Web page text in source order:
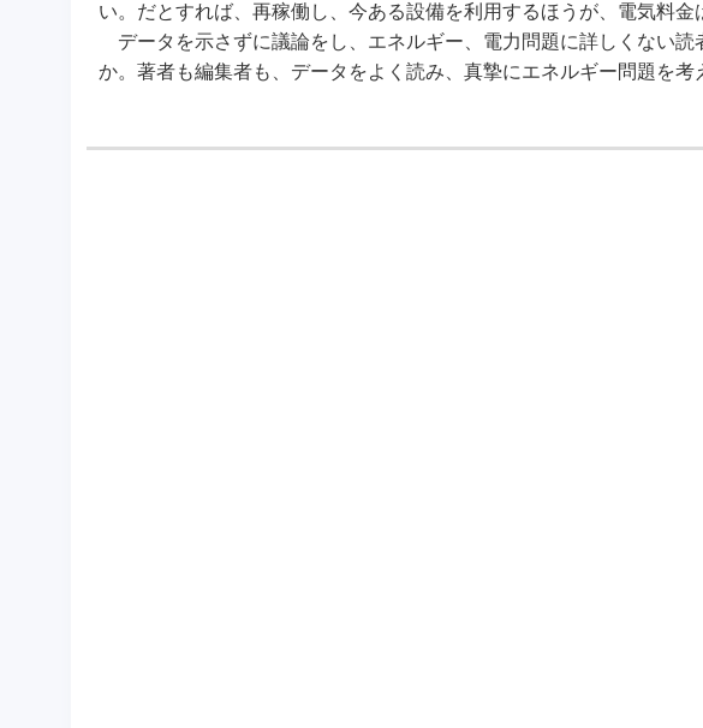
い。だとすれば、再稼働し、今ある設備を利用するほうが、電気料金
データを示さずに議論をし、エネルギー、電力問題に詳しくない読
か。著者も編集者も、データをよく読み、真摯にエネルギー問題を